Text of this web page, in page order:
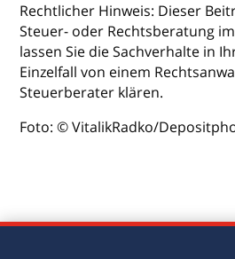
Rechtlicher Hinweis: Dieser
Steuer- oder Rechtsberatung
lassen Sie die Sachverhalte in
Einzelfall von einem
Steuerberater klären.
Foto: © VitalikRadko/